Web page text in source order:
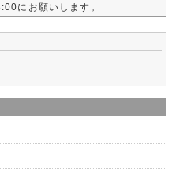
にお願いします。